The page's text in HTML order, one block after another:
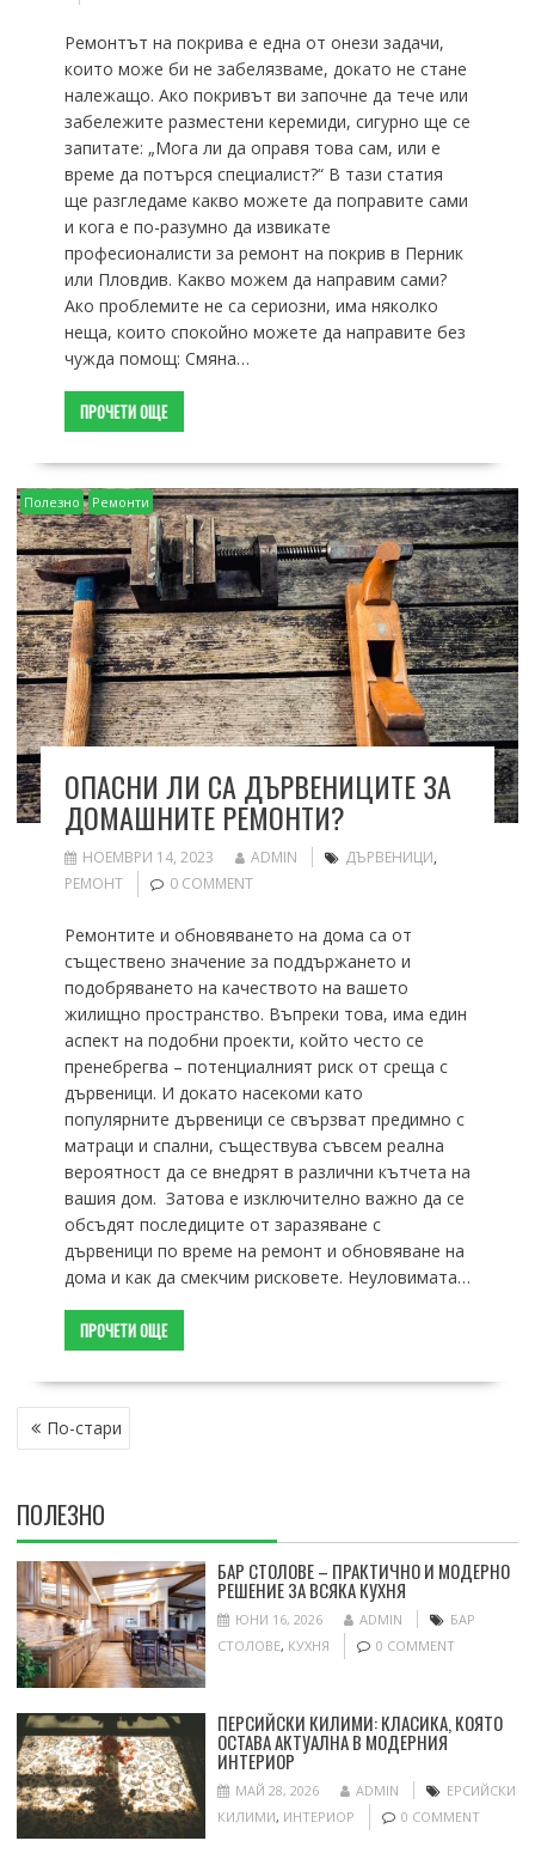
Ремонтът на покрива е една от онези задачи,
които може би не забелязваме, докато не стане
належащо. Ако покривът ви започне да тече или
забележите разместени керемиди, сигурно ще се
запитате: „Мога ли да оправя това сам, или е
време да потърся специалист?“ В тази статия
ще разгледаме какво можете да поправите сами
и кога е по-разумно да извикате
професионалисти за ремонт на покрив в Перник
или Пловдив. Какво можем да направим сами?
Ако проблемите не са сериозни, има няколко
неща, които спокойно можете да направите без
чужда помощ: Смяна…
ПРОЧЕТИ ОЩЕ
Полезно Ремонти
ОПАСНИ ЛИ СА ДЪРВЕНИЦИТЕ ЗА
ДОМАШНИТЕ РЕМОНТИ?
НОЕМВРИ 14, 2023 ADMIN ДЪРВЕНИЦИ,
РЕМОНТ
0 COMMENT
Ремонтите и обновяването на дома са от
съществено значение за поддържането и
подобряването на качеството на вашето
жилищно пространство. Въпреки това, има един
аспект на подобни проекти, който често се
пренебрегва – потенциалният риск от среща с
дървеници. И докато насекоми като
популярните дървеници се свързват предимно с
матраци и спални, съществува съвсем реална
вероятност да се внедрят в различни кътчета на
вашия дом. Затова е изключително важно да се
обсъдят последиците от заразяване с
дървеници по време на ремонт и обновяване на
дома и как да смекчим рисковете. Неуловимата…
ПРОЧЕТИ ОЩЕ
НАВИГАЦИЯ
По-стари
ПОЛЕЗНО
БАР СТОЛОВЕ – ПРАКТИЧНО И МОДЕРНО
РЕШЕНИЕ ЗА ВСЯКА КУХНЯ
ЮНИ 16, 2026 ADMIN
БАР
СТОЛОВЕ, КУХНЯ 0 COMMENT
ПЕРСИЙСКИ КИЛИМИ: КЛАСИКА, КОЯТО
ОСТАВА АКТУАЛНА В МОДЕРНИЯ
ИНТЕРИОР
МАЙ 28, 2026 ADMIN
ЕРСИЙСКИ
КИЛИМИ, ИНТЕРИОР 0 COMMENT